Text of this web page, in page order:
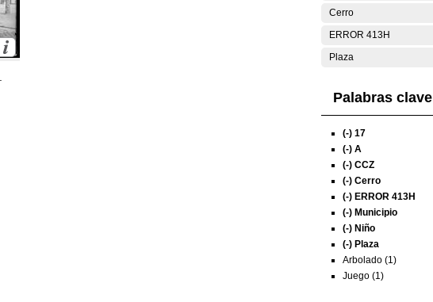
Cerro
ERROR 413H
Plaza
Palabras clave
(-) 17
(-) A
(-) CCZ
(-) Cerro
(-) ERROR 413H
(-) Municipio
(-) Niño
(-) Plaza
Arbolado (1)
Juego (1)